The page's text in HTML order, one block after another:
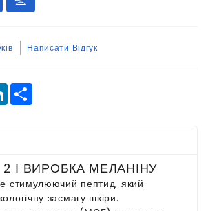
Написати Відгук
LinkedIn
І ВИРОБКА МЕЛАНІНУ
стимулюючий пептид, який
засмагу шкіри.